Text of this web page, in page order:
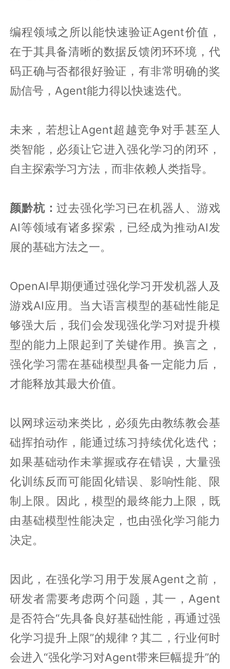
编程领域之所以能快速验证Agent价值，
在于其具备清晰的数据反馈闭环环境，代
码正确与否都很好验证，有非常明确的奖
励信号，Agent能力得以快速迭代。
未来，若想让Agent超越竞争对手甚至人
类智能，必须让它进入强化学习的闭环，
自主探索学习方法，而非依赖人类指导。
颜黔杭：过去强化学习已在机器人、游戏
AI等领域有诸多探索，已经成为推动AI发
展的基础方法之一。
OpenAI早期便通过强化学习开发机器人及
游戏AI应用。当大语言模型的基础性能足
够强大后，我们会发现强化学习对提升模
型的能力上限起到了关键作用。换言之，
强化学习需在基础模型具备一定能力后，
才能释放其最大价值。
以网球运动来类比，必须先由教练教会基
础挥拍动作，能通过练习持续优化迭代；
如果基础动作未掌握或存在错误，大量强
化训练反而可能固化错误、影响性能、限
制上限。因此，模型的最终能力上限，既
由基础模型性能决定，也由强化学习能力
决定。
因此，在强化学习用于发展Agent之前，
研发者需要考虑两个问题，其一，Agent
是否符合“先具备良好基础性能，再通过强
化学习提升上限”的规律？其二，行业何时
会进入“强化学习对Agent带来巨幅提升”的